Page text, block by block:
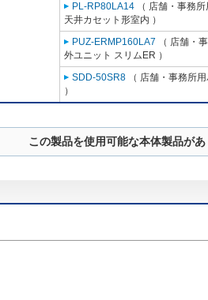
PL-RP80LA14 （ 店舗・事務
天井カセット形室内 ）
PUZ-ERMP160LA7 （ 店舗・
外ユニット スリムER ）
SDD-50SR8 （ 店舗・事務所
）
この製品を使用可能な本体製品が